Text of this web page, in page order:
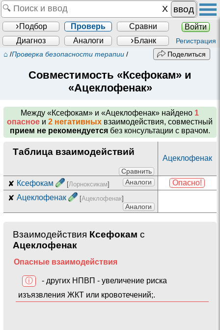
ввод
Подбор Проверь Сравни
Войти
Диагноз
Аналоги Бланк Регистрация
⌂ /Проверка безопасности терапии / Поделиться
Совместимость «Ксефокам» и
«Ацеклофенак»
Между«Ксефокам» и «Ацеклофенак» найдено 1
опасное и2 негативных взаимодействия, совместный
прием не рекомендуетсябез консультации с врачом.
Таблица взаимодействий
Сравнить
Ацеклофенак
✘ Ксефокам [Лорноксикам] Аналоги
Опасно!
✘ Ацеклофенак [Ацеклофенак]
Аналоги
Взаимодействия Ксефокам с
Ацеклофенак
Опасные взаимодействия
ⓘ
- других НПВП - увеличение риска
изъязвления ЖКТ или кровотечений;.